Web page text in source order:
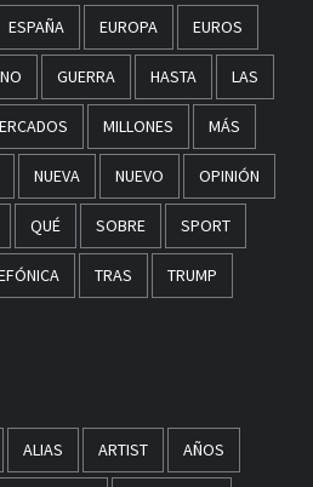
ESPAÑA EUROPA EUROS
GUERRA HASTA LAS
MILLONES MÁS
NUEVA NUEVO OPINIÓN
QUÉ SOBRE SPORT
TRAS TRUMP
ALIAS ARTIST AÑOS